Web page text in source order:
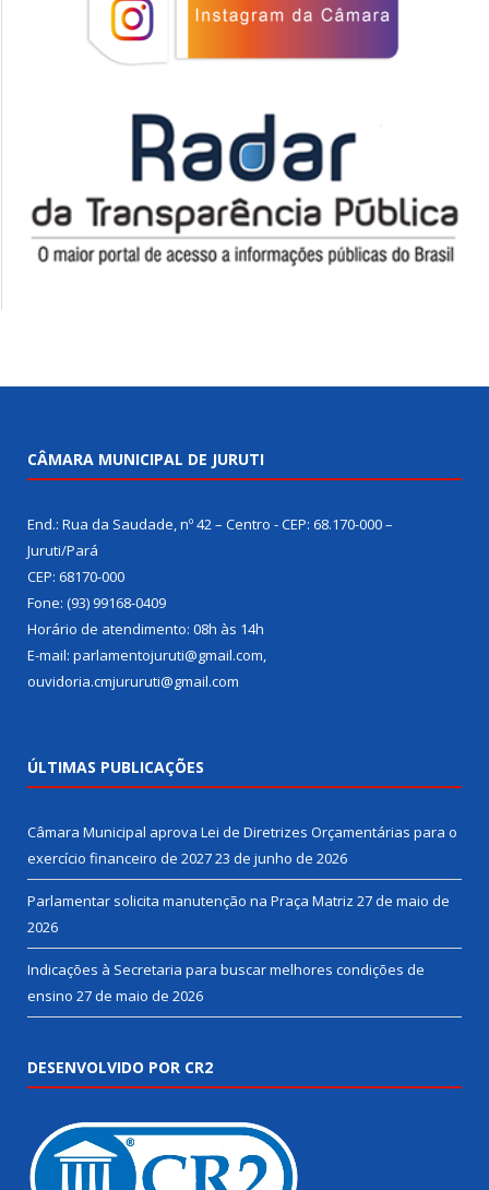
CÂMARA MUNICIPAL DE JURUTI
End.: Rua da Saudade, nº 42 – Centro - CEP: 68.170-000 –
Juruti/Pará
CEP: 68170-000
Fone: (93) 99168-0409
Horário de atendimento: 08h às 14h
E-mail: parlamentojuruti@gmail.com,
ouvidoria.cmjururuti@gmail.com
ÚLTIMAS PUBLICAÇÕES
Câmara Municipal aprova Lei de Diretrizes Orçamentárias para o
exercício financeiro de 202723 de junho de 2026
Parlamentar solicita manutenção na Praça Matriz 27 de maio de
2026
Indicações à Secretaria para buscar melhores condições de
ensino 27 de maio de 2026
DESENVOLVIDO POR CR2